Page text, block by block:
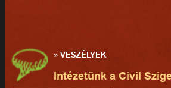
»VESZÉLYEK
Intézetünk a Civil